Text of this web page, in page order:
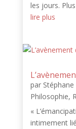
les jours.
lire plus
par
Philosophie,
«
intimement